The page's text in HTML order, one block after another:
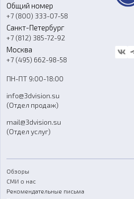
Программное обеспечение
Ремонт и услуги
О компании
Контакты
Гос. закупки
Стать дилером
Блог
FAQ
Общий номер
+7 (800) 333-07-58
Санкт-Петербург
+7 (812) 385-72-92
Москва
+7 (495) 662-98-58
ПН-ПТ 9:00-18:00
info@3dvision.su
(Отдел продаж)
mail@3dvision.su
(Отдел услуг)
Обзоры
СМИ о нас
Рекомендательные письма